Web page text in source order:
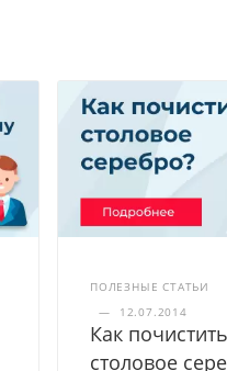
ПОЛЕЗНЫЕ СТАТЬИ
—
12.07.2014
Как почистить
столовое